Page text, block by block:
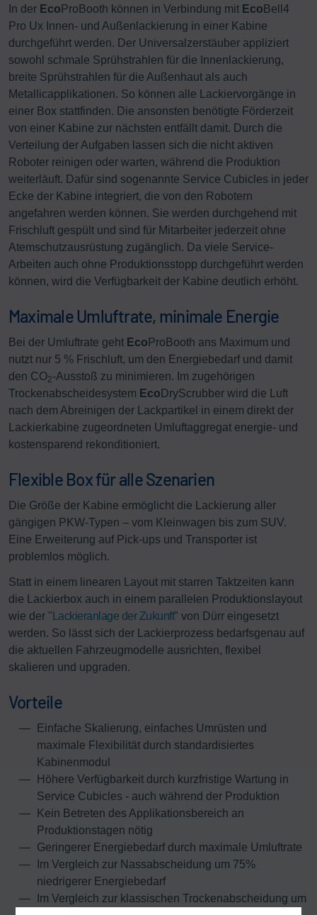
In der Eco ProBooth können in Verbindung mit Eco Bell4
Pro Ux Innen- und Außenlackierung in einer Kabine
durchgeführt werden. Der Universalzerstäuber appliziert
sowohl schmale Sprühstrahlen für die Innenlackierung,
breite Sprühstrahlen für die Außenhaut als auch
Metallicapplikationen. So können alle Lackiervorgänge in
einer Box stattfinden. Die ansonsten benötigte Förderzeit
von einer Kabine zur nächsten entfällt damit. Durch die
Verteilung der Aufgaben lassen sich die nicht aktiven
Roboter reinigen oder warten, während die Produktion
weiterläuft. Dafür sind sogenannte Service Cubicles in jeder
Ecke der Kabine integriert, die von den Robotern
angefahren werden können. Sie werden durchgehend mit
Frischluft gespült und sind für Mitarbeiter jederzeit ohne
Atemschutzausrüstung zugänglich. Da viele Service-
Arbeiten auch ohne Produktionsstopp durchgeführt werden
können, wird die Verfügbarkeit der Kabine deutlich erhöht.
Maximale Umluftrate, minimale Energie
Bei der Umluftrate geht Eco ProBooth ans Maximum und
nutzt nur 5 % Frischluft, um den Energiebedarf und damit
den CO2-Ausstoß zu minimieren. Im zugehörigen
Trockenabscheidesystem Eco DryScrubber wird die Luft
nach dem Abreinigen der Lackpartikel in einem direkt der
Lackierkabine zugeordneten Umluftaggregat energie- und
kostensparend rekonditioniert.
Flexible Box für alle Szenarien
Die Größe der Kabine ermöglicht die Lackierung aller
gängigen PKW-Typen – vom Kleinwagen bis zum SUV.
Eine Erweiterung auf Pick-ups und Transporter ist
problemlos möglich.
Statt in einem linearen Layout mit starren Taktzeiten kann
die Lackierbox auch in einem parallelen Produktionslayout
wie der " Lackieranlage der Zukunft" von Dürr eingesetzt
werden. So lässt sich der Lackierprozess bedarfsgenau auf
die aktuellen Fahrzeugmodelle ausrichten, flexibel
skalieren und upgraden.
Vorteile
Einfache Skalierung, einfaches Umrüsten und
maximale Flexibilität durch standardisiertes
Kabinenmodul
Höhere Verfügbarkeit durch kurzfristige Wartung in
Service Cubicles - auch während der Produktion
Kein Betreten des Applikationsbereich an
Produktionstagen nötig
Geringerer Energiebedarf durch maximale Umluftrate
Im Vergleich zur Nassabscheidung um 75%
niedrigerer Energiebedarf
Im Vergleich zur klassischen Trockenabscheidung um